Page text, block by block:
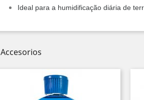
Ideal para a humidificação diária de
Accesorios